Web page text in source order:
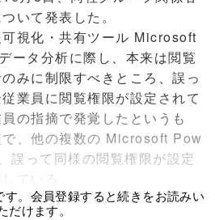
いて発表した。
視化・共有ツール Microsoft
ータ分析に際し、本来は閲覧
みに制限すべきところ、誤っ
業員に閲覧権限が設定されて
の指摘で発覚したというも
、他の複数の Microsoft Pow
誤って同様の閲覧権限が設定
ている。
す。会員登録すると続きをお読みい
だけます。